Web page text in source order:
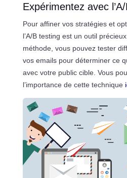
Expérimentez avec
Pour affiner vos stratégies et
l’A/B testing est un outil
méthode, vous pouvez tester
vos emails pour déterminer ce
avec votre public cible. Vous
l’importance de cette technique